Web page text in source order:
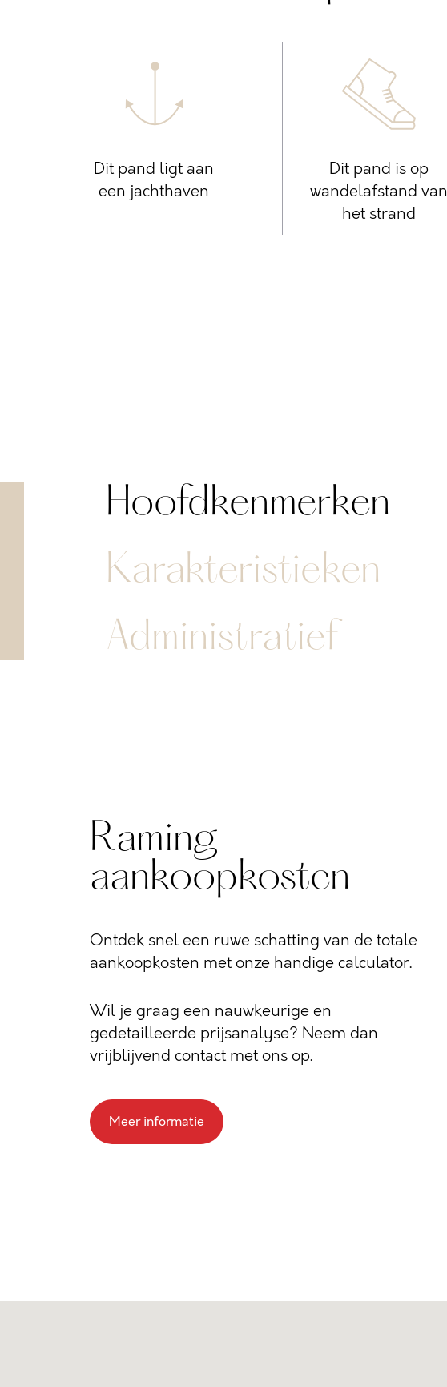
Dit pand ligt aan
een jachthaven
Dit pand is op
wandelafstand van
het strand
Hoofdkenmerken
Karakteristieken
Administratief
Raming
aankoopkosten
Ontdek snel een ruwe schatting van de totale
aankoopkosten met onze handige calculator.
Wil je graag een nauwkeurige en
gedetailleerde prijsanalyse? Neem dan
vrijblijvend contact met ons op.
Meer informatie